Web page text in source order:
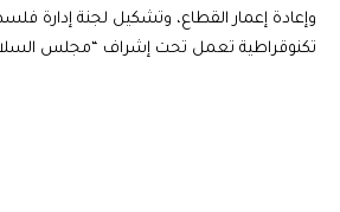
وإعادة إعمار القطاع، وتشكيل لجنة إدارة
تكنوقراطية تعمل تحت إشراف “مجلس